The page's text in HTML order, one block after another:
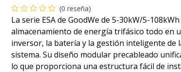
(0 reseña)
La serie ESA de GoodWe de 5-30kW/5-
almacenamiento de energía trifásico todo en
inversor, la batería y la gestión inteligente de
sistema. Su diseño modular precableado
lo que proporciona una estructura fácil de